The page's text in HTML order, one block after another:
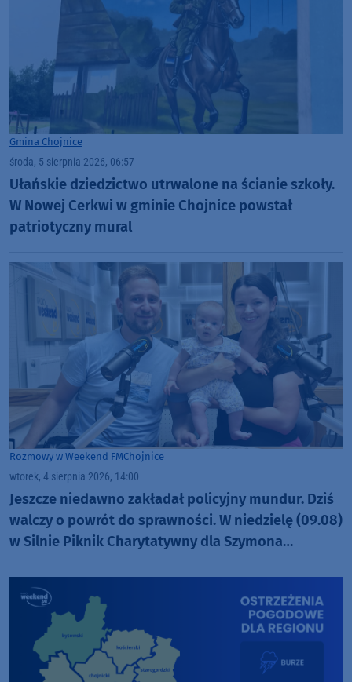
Gmina Chojnice
środa, 5 sierpnia 2026, 06:57
Ułańskie dziedzictwo utrwalone na ścianie szkoły.
W Nowej Cerkwi w gminie Chojnice powstał
patriotyczny mural
Rozmowy w Weekend FMChojnice
wtorek, 4 sierpnia 2026, 14:00
Jeszcze niedawno zakładał policyjny mundur. Dziś
walczy o powrót do sprawności. W niedzielę (09.08)
w Silnie Piknik Charytatywny dla Szymona